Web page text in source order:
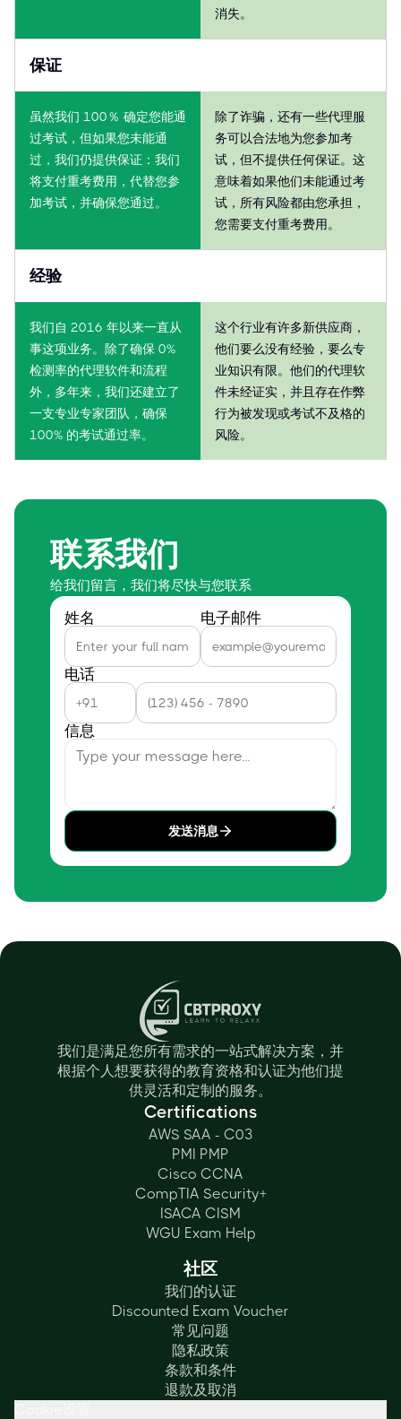
消失。
保证
虽然我们 100％ 确定您能通
过考试，但如果您未能通
过，我们仍提供保证：我们
将支付重考费用，代替您参
加考试，并确保您通过。
除了诈骗，还有一些代理服
务可以合法地为您参加考
试，但不提供任何保证。这
意味着如果他们未能通过考
试，所有风险都由您承担，
您需要支付重考费用。
经验
我们自 2016 年以来一直从
事这项业务。除了确保 0%
检测率的代理软件和流程
外，多年来，我们还建立了
一支专业专家团队，确保
100% 的考试通过率。
这个行业有许多新供应商，
他们要么没有经验，要么专
业知识有限。他们的代理软
件未经证实，并且存在作弊
行为被发现或考试不及格的
风险。
联系我们
给我们留言，我们将尽快与您联系
姓名 电子邮件
电话
信息
发送消息
我们是满足您所有需求的一站式解决方案，并
根据个人想要获得的教育资格和认证为他们提
供灵活和定制的服务。
Certifications
AWS SAA - C03
PMI PMP
Cisco CCNA
CompTIA Security+
ISACA CISM
WGU Exam Help
社区
我们的认证
Discounted Exam Voucher
常见问题
隐私政策
条款和条件
退款及取消